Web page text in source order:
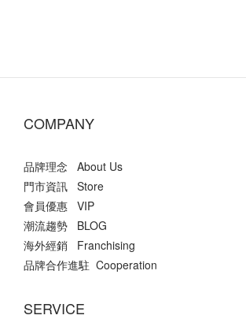
COMPANY
品牌理念 About Us
門市資訊 Store
會員優惠 VIP
潮流趨勢 BLOG
海外經銷 Franchising
品牌合作進駐 Cooperation
SERVICE